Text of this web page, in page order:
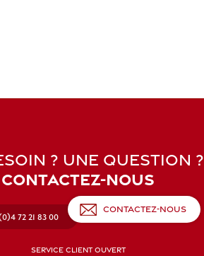
? UNE QUESTION ?
CONTACTEZ-NOUS
72 21 83 00
CONTACTEZ-NOUS
SERVICE CLIENT OUVERT